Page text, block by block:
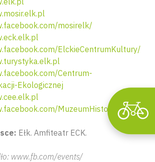
mosirelk/
ElckieCentrumKultury/
Centrum-
Ekologicznej
MuzeumHistoryczneWElku
Ełk. Amfiteatr ECK.
www.fb.com/events/